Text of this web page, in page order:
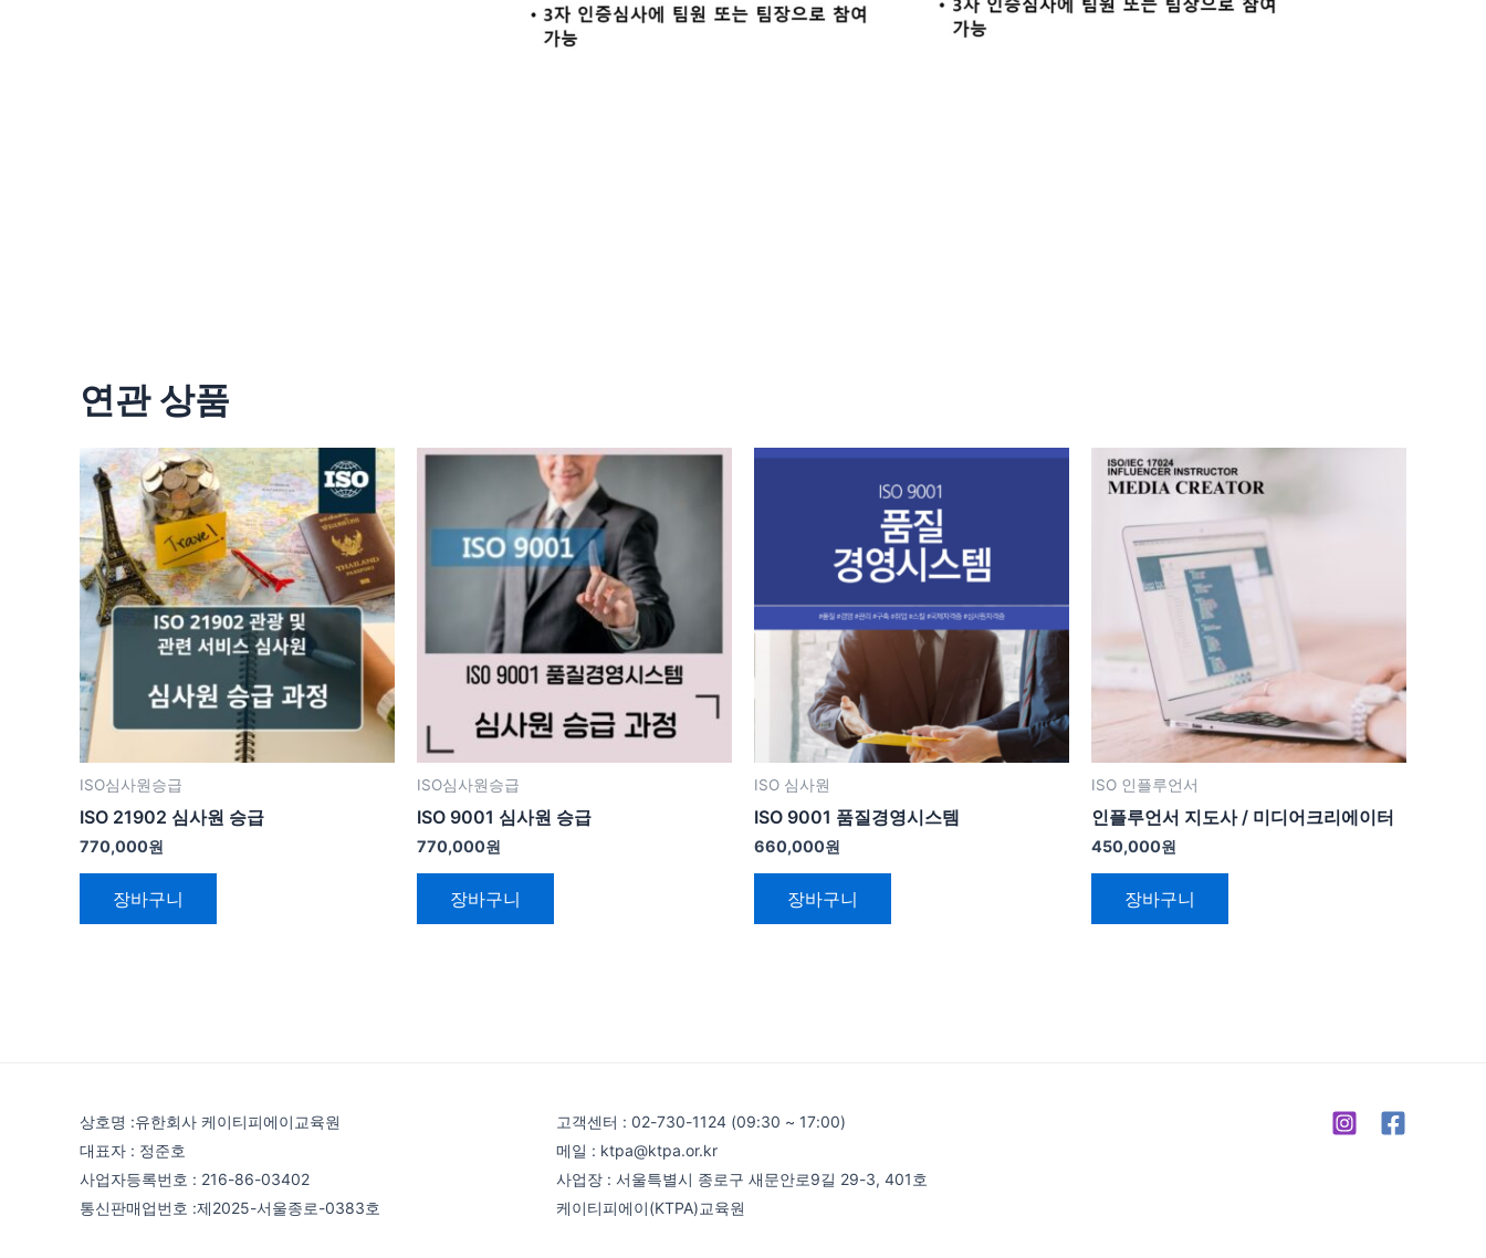
연관 상품
ISO심사원승급
ISO 21902 심사원 승급
770,000원
장바구니
ISO심사원승급
ISO 9001 심사원 승급
770,000원
장바구니
ISO 심사원
ISO 9001 품질경영시스템
660,000원
장바구니
ISO 인플루언서
인플루언서 지도사 / 미디어크리에이터
450,000원
장바구니
상호명 :유한회사 케이티피에이교육원
대표자 : 정준호
사업자등록번호 : 216-86-03402
통신판매업번호 :제2025-서울종로-0383호
고객센터 : 02-730-1124 (09:30 ~ 17:00)
메일 : ktpa@ktpa.or.kr
사업장 : 서울특별시 종로구 새문안로9길 29-3, 401호
케이티피에이(KTPA)교육원